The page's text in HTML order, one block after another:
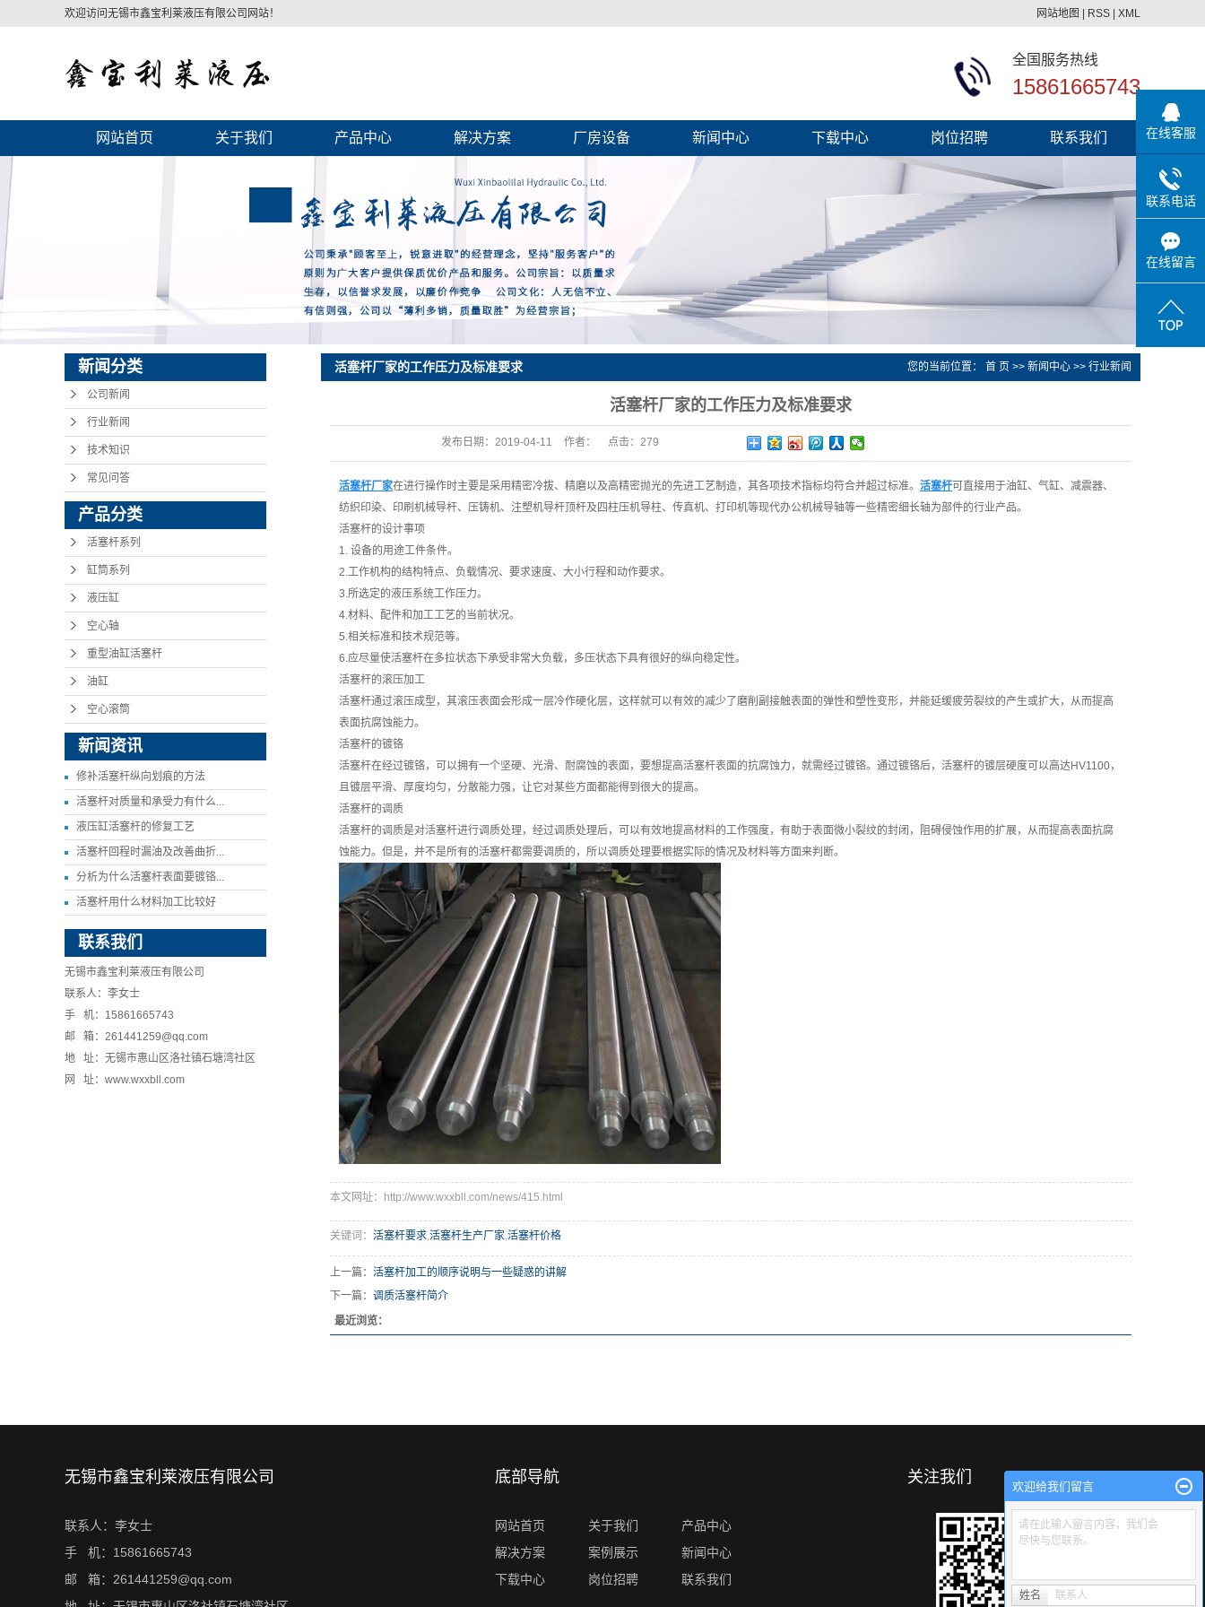
欢迎访问无锡市鑫宝利莱液压有限公司网站！ 网站地图 RSS XML
全国服务热线
15861665743
网站首页 关于我们 产品中心
缸筒系列
空心轴
重型油缸活塞杆
油缸
空心滚筒
解决方案 厂房设备 新闻中心
公司新闻
下载中心 岗位招聘 联系我们
新闻分类
公司新闻
行业新闻
技术知识
常见问答
产品分类
活塞杆系列
缸筒系列
液压缸
空心轴
重型油缸活塞杆
油缸
空心滚筒
新闻资讯
修补活塞杆纵向划痕的方法
活塞杆对质量和承受力有什么...
液压缸活塞杆的修复工艺
活塞杆回程时漏油及改善曲折...
分析为什么活塞杆表面要镀铬...
活塞杆用什么材料加工比较好
联系我们
无锡市鑫宝利莱液压有限公司
联系人：李女士
手 机：15861665743
邮 箱：261441259@qq.com
地 址：无锡市惠山区洛社镇石塘湾社区
网 址：www.wxxbll.com
活塞杆厂家的工作压力及标准要求 您的当前位置： 首 页 >> 新闻中心 >> 行业新闻
活塞杆厂家的工作压力及标准要求
发布日期： 2019-04-11 作者： 点击： 279
活塞杆厂家在进行操作时主要是采用精密冷拔、精磨以及高精密抛光的先进工艺制造，其各项技术指标均符合并超过标准。 活塞杆可直接用于油缸、气缸、减震器、
纺织印染、印刷机械导杆、压铸机、注塑机导杆顶杆及四柱压机导柱、传真机、打印机等现代办公机械导轴等一些精密细长轴为部件的行业产品。
活塞杆的设计事项
1. 设备的用途工件条件。
2.工作机构的结构特点、负载情况、要求速度、大小行程和动作要求。
3.所选定的液压系统工作压力。
4.材料、配件和加工工艺的当前状况。
5.相关标准和技术规范等。
6.应尽量使活塞杆在多拉状态下承受非常大负载，多压状态下具有很好的纵向稳定性。
活塞杆的滚压加工
活塞杆通过滚压成型，其滚压表面会形成一层冷作硬化层，这样就可以有效的减少了磨削副接触表面的弹性和塑性变形，并能延缓疲劳裂纹的产生或扩大，从而提高
表面抗腐蚀能力。
活塞杆的镀铬
活塞杆在经过镀铬，可以拥有一个坚硬、光滑、耐腐蚀的表面，要想提高活塞杆表面的抗腐蚀力，就需经过镀铬。通过镀铬后，活塞杆的镀层硬度可以高达HV1100，
且镀层平滑、厚度均匀，分散能力强，让它对某些方面都能得到很大的提高。
活塞杆的调质
活塞杆的调质是对活塞杆进行调质处理，经过调质处理后，可以有效地提高材料的工作强度，有助于表面微小裂纹的封闭，阻碍侵蚀作用的扩展，从而提高表面抗腐
蚀能力。但是，并不是所有的活塞杆都需要调质的，所以调质处理要根据实际的情况及材料等方面来判断。
本文网址：http://www.wxxbll.com/news/415.html
关键词： 活塞杆要求,活塞杆生产厂家,活塞杆价格
上一篇： 活塞杆加工的顺序说明与一些疑惑的讲解
下一篇： 调质活塞杆简介
最近浏览：
无锡市鑫宝利莱液压有限公司
联系人：李女士
手 机：15861665743
邮 箱：261441259@qq.com
底部导航
网站首页 关于我们
产品中心
解决方案
案例展示
新闻中心
下载中心
岗位招聘 联系我们
关注我们
在线客服
联系电话
在线留言
欢迎给我们留言
请在此输入留言内容，我们会
尽快与您联系。
姓名 联系人